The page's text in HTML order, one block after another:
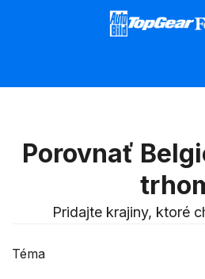
Porovnať
Pridajte krajiny, ktoré
Téma